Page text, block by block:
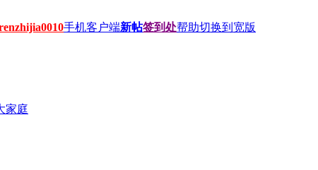
手机客户端新帖签到处帮助切换到宽版
家庭